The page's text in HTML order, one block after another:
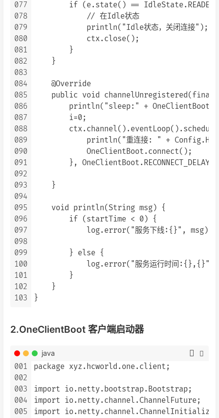
077
078
079
080
081
082
083
084
085
086
087
088
089
090
091
092
093
094
095
096
097
098
099
100
101
102
103
if (e.state() ==
            // 在Idle状态
            println("Idle状态，关闭连接");
            ctx.close();
        }
    }
    @Override
public void
println("sleep:" +
        i=0;
println("重连接: " +
            OneClientBoot.connect();
}, OneClientBoot.RECONNECT_DELAY,
    }
    void println(String msg) {
        if (startTime < 0) {
            log.error("服务下线:{}", msg);
        } else {
log.error("服务运行时间
        }
    }
2.OneClientBoot 客户端启动器
java
001
002
003
004
005
package xyz.hcworld.one.client;
import io.netty.bootstrap.Bootstrap;
import io.netty.channel.ChannelFuture;
import